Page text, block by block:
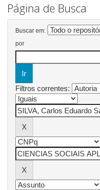
Página de Busca
Buscar em:
por
Filtros correntes: